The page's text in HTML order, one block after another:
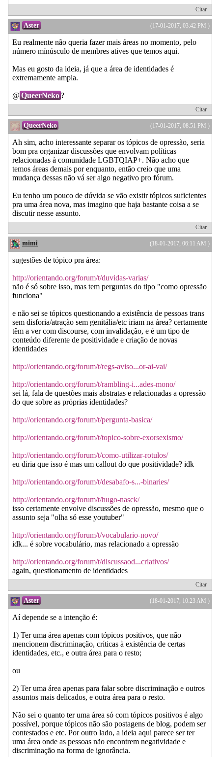
Citar
(17-01-2017, 03:42 PM )
Aster
Eu realmente não queria fazer mais áreas no momento, pelo
número mínúsculo de membres atives que temos aqui.
Mas eu gosto da ideia, já que a área de identidades é
extremamente ampla.
@ QueerNeko?
Citar
(17-01-2017, 08:51 PM )
QueerNeko
Ah sim, acho interessante separar os tópicos de opressão, seria
bom pra organizar discussões que envolvam políticas
relacionadas à comunidade LGBTQIAP+. Não acho que
temos áreas demais por enquanto, então creio que uma
mudança dessas não vá ser algo negativo pro fórum.
Eu tenho um pouco de dúvida se vão existir tópicos suficientes
pra uma área nova, mas imagino que haja bastante coisa a se
discutir nesse assunto.
Citar
(18-01-2017, 06:11 AM )
mimi
sugestões de tópico pra área:
http://orientando.org/forum/t/duvidas-varias/
não é só sobre isso, mas tem perguntas do tipo "como opressão
funciona"
e não sei se tópicos questionando a existência de pessoas trans
sem disforia/atração sem genitália/etc iriam na área? certamente
têm a ver com discourse, com invalidação, e é um tipo de
conteúdo diferente de positividade e criação de novas
identidades
http://orientando.org/forum/t/regs-aviso...or-ai-vai/
http://orientando.org/forum/t/rambling-i...ades-mono/
sei lá, fala de questões mais abstratas e relacionadas a opressão
do que sobre as próprias identidades?
http://orientando.org/forum/t/pergunta-basica/
http://orientando.org/forum/t/topico-sobre-exorsexismo/
http://orientando.org/forum/t/como-utilizar-rotulos/
eu diria que isso é mas um callout do que positividade? idk
http://orientando.org/forum/t/desabafo-s...-binaries/
http://orientando.org/forum/t/hugo-nasck/
isso certamente envolve discussões de opressão, mesmo que o
assunto seja "olha só esse youtuber"
http://orientando.org/forum/t/vocabulario-novo/
idk... é sobre vocabulário, mas relacionado a opressão
http://orientando.org/forum/t/discussaod...criativos/
again, questionamento de identidades
Citar
(18-01-2017, 10:23 AM )
Aster
Aí depende se a intenção é:
1) Ter uma área apenas com tópicos positivos, que não
mencionem discriminação, críticas à existência de certas
identidades, etc., e outra área para o resto;
ou
2) Ter uma área apenas para falar sobre discriminação e outros
assuntos mais delicados, e outra área para o resto.
Não sei o quanto ter uma área só com tópicos positivos é algo
possível, porque tópicos não são postagens de blog, podem ser
contestados e etc. Por outro lado, a ideia aqui parece ser ter
uma área onde as pessoas não encontrem negatividade e
discriminação na forma de ignorância.